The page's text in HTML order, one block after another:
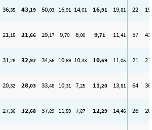
36,35 43,19 50,03 16,91 14,01 16,91 19,81 22 19
21,15 21,66 29,17 9,70 8,00 9,71 11,41 57 41
31,28 32,92 34,56 10,69 10,33 10,69 11,05 21 21
20,32 28,03 33,48 10,31 7,25 11,20 13,81 64 38
27,36 32,68 37,89 11,59 7,87 12,29 14,46 26 20